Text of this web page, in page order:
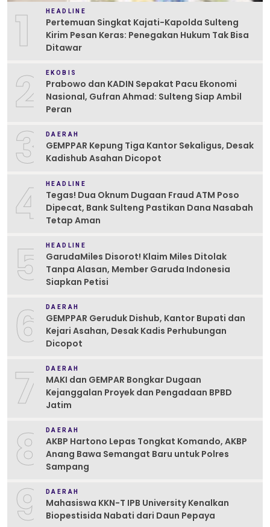
1 HEADLINE
Pertemuan Singkat Kajati-Kapolda Sulteng
Kirim Pesan Keras: Penegakan Hukum Tak Bisa
Ditawar
2 EKOBIS
Prabowo dan KADIN Sepakat Pacu Ekonomi
Nasional, Gufran Ahmad: Sulteng Siap Ambil
Peran
3 DAERAH
GEMPPAR Kepung Tiga Kantor Sekaligus, Desak
Kadishub Asahan Dicopot
4 HEADLINE
Tegas! Dua Oknum Dugaan Fraud ATM Poso
Dipecat, Bank Sulteng Pastikan Dana Nasabah
Tetap Aman
5 HEADLINE
GarudaMiles Disorot! Klaim Miles Ditolak
Tanpa Alasan, Member Garuda Indonesia
Siapkan Petisi
6 DAERAH
GEMPPAR Geruduk Dishub, Kantor Bupati dan
Kejari Asahan, Desak Kadis Perhubungan
Dicopot
7 DAERAH
MAKI dan GEMPAR Bongkar Dugaan
Kejanggalan Proyek dan Pengadaan BPBD
Jatim
8 DAERAH
AKBP Hartono Lepas Tongkat Komando, AKBP
Anang Bawa Semangat Baru untuk Polres
Sampang
9 DAERAH
Mahasiswa KKN-T IPB University Kenalkan
Biopestisida Nabati dari Daun Pepaya